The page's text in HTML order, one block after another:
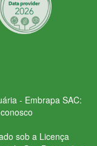
- Embrapa SAC:
sob a Licença